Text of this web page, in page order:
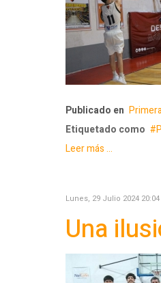
Publicado en
Etiquetado como
Leer más ...
Lunes, 29 Julio 2024 20:04
Una